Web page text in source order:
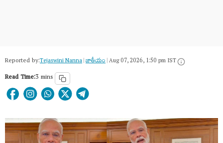
Reported by:Tejaswini Nanna|జాతీయం|Aug 07, 2026, 1:50 pm IST
Read Time:3 mins